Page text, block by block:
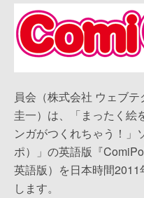
員会（株式会社 ウェブ
圭一）は、「まったく絵
ンガがつくれちゃう！」
ポ）」の英語版『
英語版）を日本時間
します。